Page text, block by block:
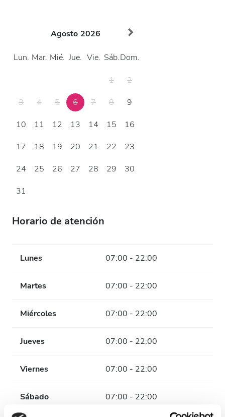
Agosto 2026
Lun. Mar. Mié. Jue. Vie. Sáb.Dom.
1
2
3
4 5 6 7 8
9
10
11 12 13 14 15
16
17
18 19 20 21 22
23
24
25 26 27 28 29
30
31
Horario de atención
Lunes 07:00 - 22:00
Martes 07:00 - 22:00
Miércoles 07:00 - 22:00
Jueves 07:00 - 22:00
Viernes 07:00 - 22:00
Sábado 07:00 - 22:00